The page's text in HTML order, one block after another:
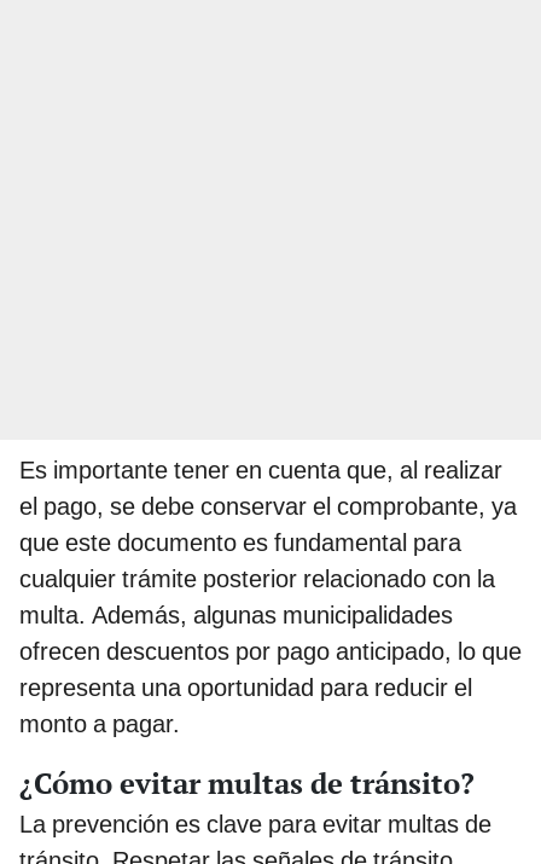
Es importante tener en cuenta que, al realizar
el pago, se debe conservar el comprobante, ya
que este documento es fundamental para
cualquier trámite posterior relacionado con la
multa. Además, algunas municipalidades
ofrecen descuentos por pago anticipado, lo que
representa una oportunidad para reducir el
monto a pagar.
¿Cómo evitar multas de tránsito?
La prevención es clave para evitar multas de